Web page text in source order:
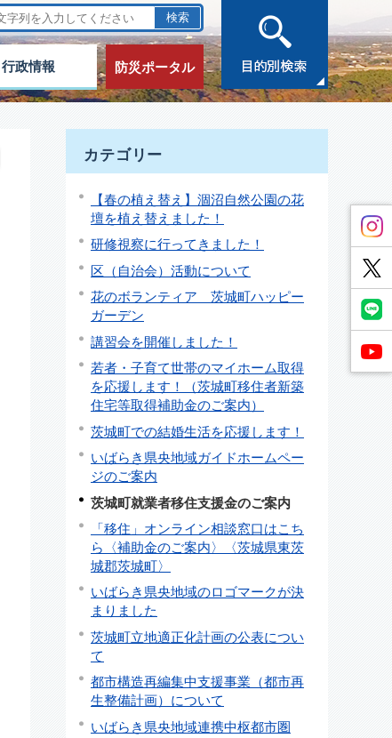
行政情報 防災ポータル
カテゴリー
【春の植え替え】涸沼自然公園の花
壇を植え替えました！
研修視察に行ってきました！
区（自治会）活動について
花のボランティア 茨城町ハッピー
ガーデン
講習会を開催しました！
若者・子育て世帯のマイホーム取得
を応援します！（茨城町移住者新築
住宅等取得補助金のご案内）
茨城町での結婚生活を応援します！
いばらき県央地域ガイドホームペー
ジのご案内
茨城町就業者移住支援金のご案内
「移住」オンライン相談窓口はこち
ら〈補助金のご案内〉〈茨城県東茨
城郡茨城町〉
いばらき県央地域のロゴマークが決
まりました
茨城町立地適正化計画の公表につい
て
都市構造再編集中支援事業（都市再
生整備計画）について
いばらき県央地域連携中枢都市圏